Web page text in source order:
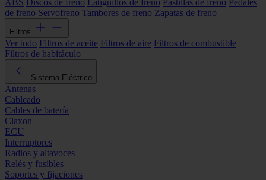
de freno Servofreno Tambores de freno Zapatas de freno
Filtros
Ver todo Filtros de aceite Filtros de aire Filtros de combustible
Filtros de habitáculo
Sistema Eléctrico
Antenas
Cableado
Cables de batería
Claxon
ECU
Interruptores
Radios y altavoces
Relés y fusibles
Soportes y fijaciones